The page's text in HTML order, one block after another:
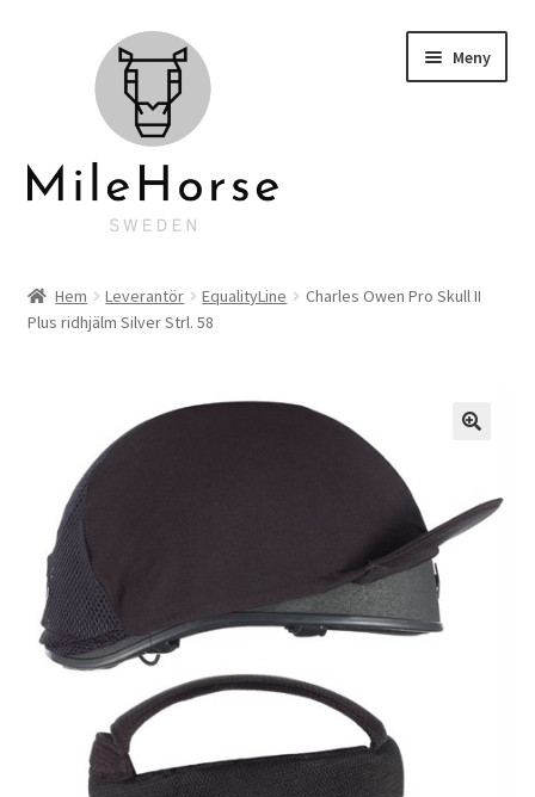
navigering
Meny
Klubbkläder
Personlig brodyr
Hem Leverantör EqualityLine
Charles Owen Pro Skull II
Plus ridhjälm Silver Strl. 58